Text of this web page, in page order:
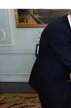
sport
berlin
nord
wahrheit
verlag